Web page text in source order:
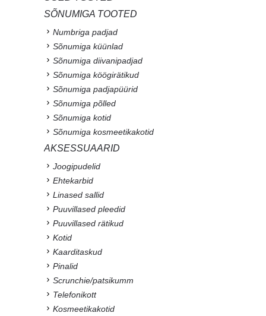
SÕNUMIGA TOOTED
Numbriga padjad
Sõnumiga küünlad
Sõnumiga diivanipadjad
Sõnumiga köögirätikud
Sõnumiga padjapüürid
Sõnumiga põlled
Sõnumiga kotid
Sõnumiga kosmeetikakotid
AKSESSUAARID
Joogipudelid
Ehtekarbid
Linased sallid
Puuvillased pleedid
Puuvillased rätikud
Kotid
Kaarditaskud
Pinalid
Scrunchie/patsikumm
Telefonikott
Kosmeetikakotid